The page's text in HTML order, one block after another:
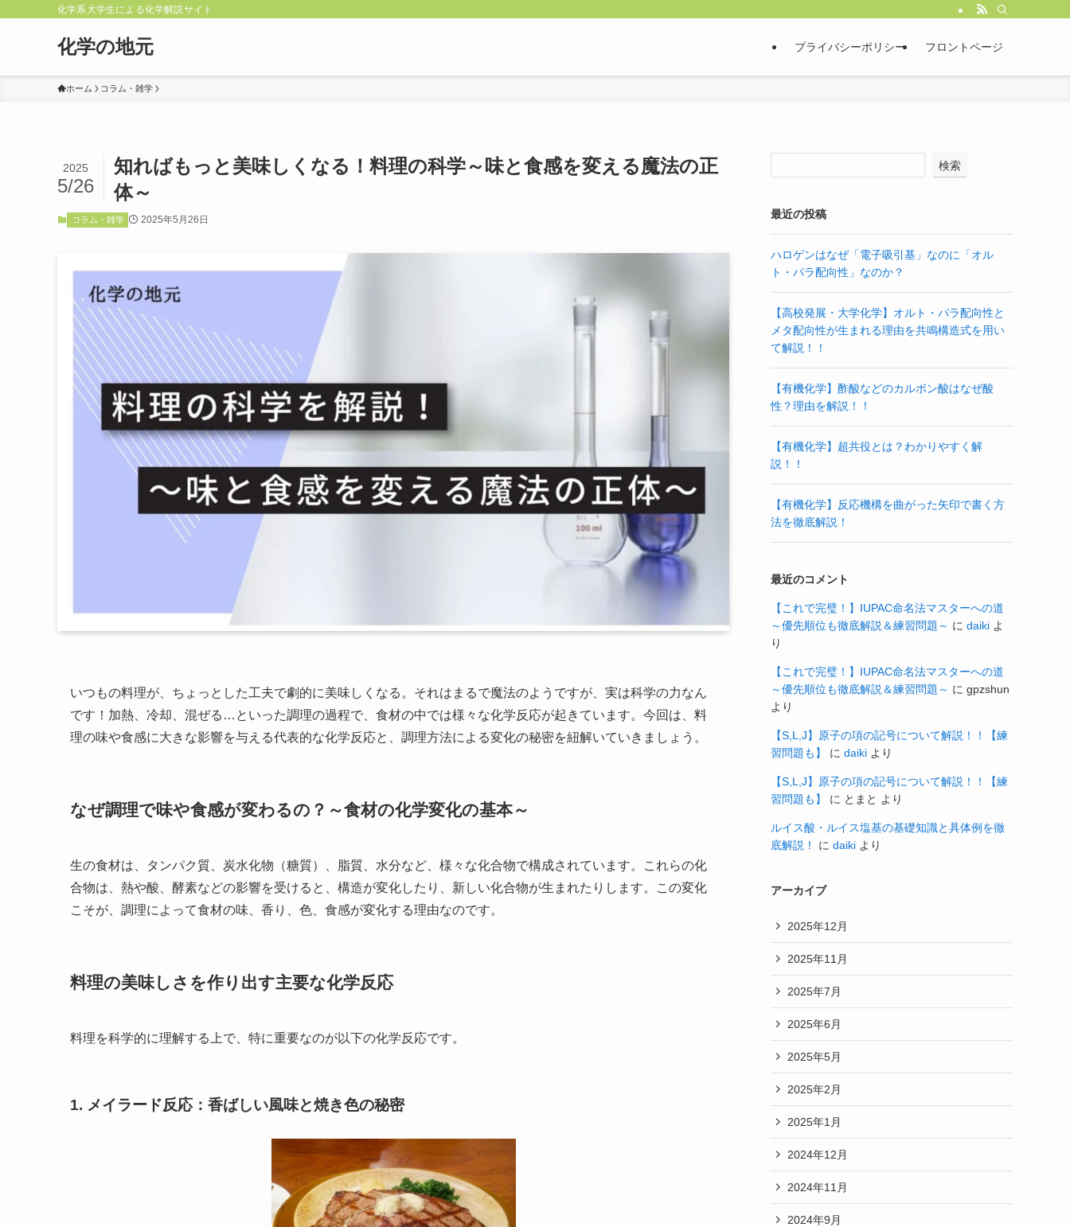
化学系大学生による化学解説サイト
化学の地元 プライバシーポリシー フロントページ
ホーム コラム・雑学
知ればもっと美味しくなる！料理の科学～味と食感を変える魔法の正
体～
2025
5/26
コラム・雑学 2025年5月26日
いつもの料理が、ちょっとした工夫で劇的に美味しくなる。それはまるで魔法のようですが、実は科学の力なん
です！加熱、冷却、混ぜる…といった調理の過程で、食材の中では様々な化学反応が起きています。今回は、料
理の味や食感に大きな影響を与える代表的な化学反応と、調理方法による変化の秘密を紐解いていきましょう。
なぜ調理で味や食感が変わるの？～食材の化学変化の基本～
生の食材は、タンパク質、炭水化物（糖質）、脂質、水分など、様々な化合物で構成されています。これらの化
合物は、熱や酸、酵素などの影響を受けると、構造が変化したり、新しい化合物が生まれたりします。この変化
こそが、調理によって食材の味、香り、色、食感が変化する理由なのです。
料理の美味しさを作り出す主要な化学反応
料理を科学的に理解する上で、特に重要なのが以下の化学反応です。
1. メイラード反応：香ばしい風味と焼き色の秘密
検索
最近の投稿
ハロゲンはなぜ「電子吸引基」なのに「オル
ト・パラ配向性」なのか？
【高校発展・大学化学】オルト・パラ配向性と
メタ配向性が生まれる理由を共鳴構造式を用い
て解説！！
【有機化学】酢酸などのカルボン酸はなぜ酸
性？理由を解説！！
【有機化学】超共役とは？わかりやすく解
説！！
【有機化学】反応機構を曲がった矢印で書く方
法を徹底解説！
最近のコメント
【これで完璧！】IUPAC命名法マスターへの道
～優先順位も徹底解説＆練習問題～ に daiki よ
り
【これで完璧！】IUPAC命名法マスターへの道
～優先順位も徹底解説＆練習問題～ に gpzshun
より
【S,L,J】原子の項の記号について解説！！【練
習問題も】
に daiki より
【S,L,J】原子の項の記号について解説！！【練
習問題も】
に とまと より
ルイス酸・ルイス塩基の基礎知識と具体例を徹
底解説！
に daiki より
アーカイブ
2025年12月
2025年11月
2025年7月
2025年6月
2025年5月
2025年2月
2025年1月
2024年12月
2024年11月
2024年9月